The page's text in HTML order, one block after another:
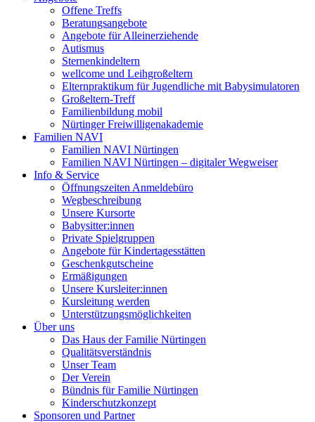
Offene Treffs
Beratungsangebote
Angebote für Alleinerziehende
Autismus
Sternenkindeltern
wellcome und Leihgroßeltern
Elternpraktikum für Jugendliche mit Babysimulatoren
Großeltern-Treff
Familienbildung mobil
Nürtinger Freiwilligenakademie
Familien NAVI
Familien NAVI Nürtingen
Familien NAVI Nürtingen – digitaler Wegweiser
Info & Service
Öffnungszeiten Anmeldebüro
Wegbeschreibung
Unsere Kursorte
Babysitter:innen
Private Spielgruppen
Angebote für Kindertagesstätten
Geschenkgutscheine
Ermäßigungen
Unsere Kursleiter:innen
Kursleitung werden
Unterstützungsmöglichkeiten
Über uns
Das Haus der Familie Nürtingen
Qualitätsverständnis
Unser Team
Der Verein
Bündnis für Familie Nürtingen
Kinderschutzkonzept
Sponsoren und Partner